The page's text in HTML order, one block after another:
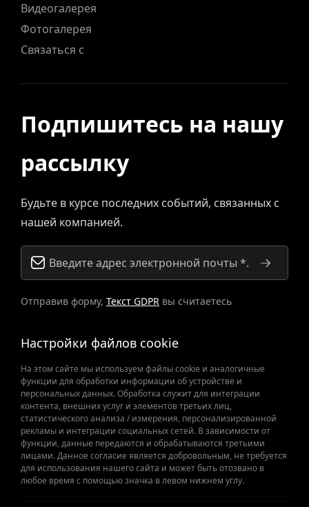
Видеогалерея
Фотогалерея
Связаться с
Подпишитесь на нашу
рассылку
Будьте в курсе последних событий, связанных с
нашей компанией.
Отправив форму, Текст GDPR вы считаетесь
Когда важны запасные
части
Настройки файлов cookie
На этом сайте мы используем файлы cookie и аналогичные
функции для обработки информации об устройстве и
персональных данных. Обработка служит для интеграции
контента, внешних услуг и элементов третьих лиц,
статистического анализа / измерения, персонализированной
рекламы и интеграции социальных сетей. В зависимости от
функции, данные передаются и обрабатываются третьими
лицами. Данное согласие является добровольным, не требуется
для использования нашего сайта и может быть отозвано в
любое время с помощью значка в левом нижнем углу.